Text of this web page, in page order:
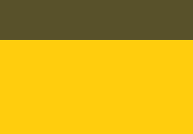
Besuchen Sie uns auf: